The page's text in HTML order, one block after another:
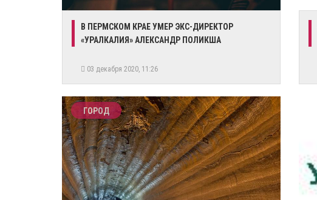
В ПЕРМСКОМ КРАЕ УМЕР ЭКС-ДИРЕКТОР
«УРАЛКАЛИЯ» АЛЕКСАНДР ПОЛИКША
03 декабря 2020, 11:26
ГОРОД